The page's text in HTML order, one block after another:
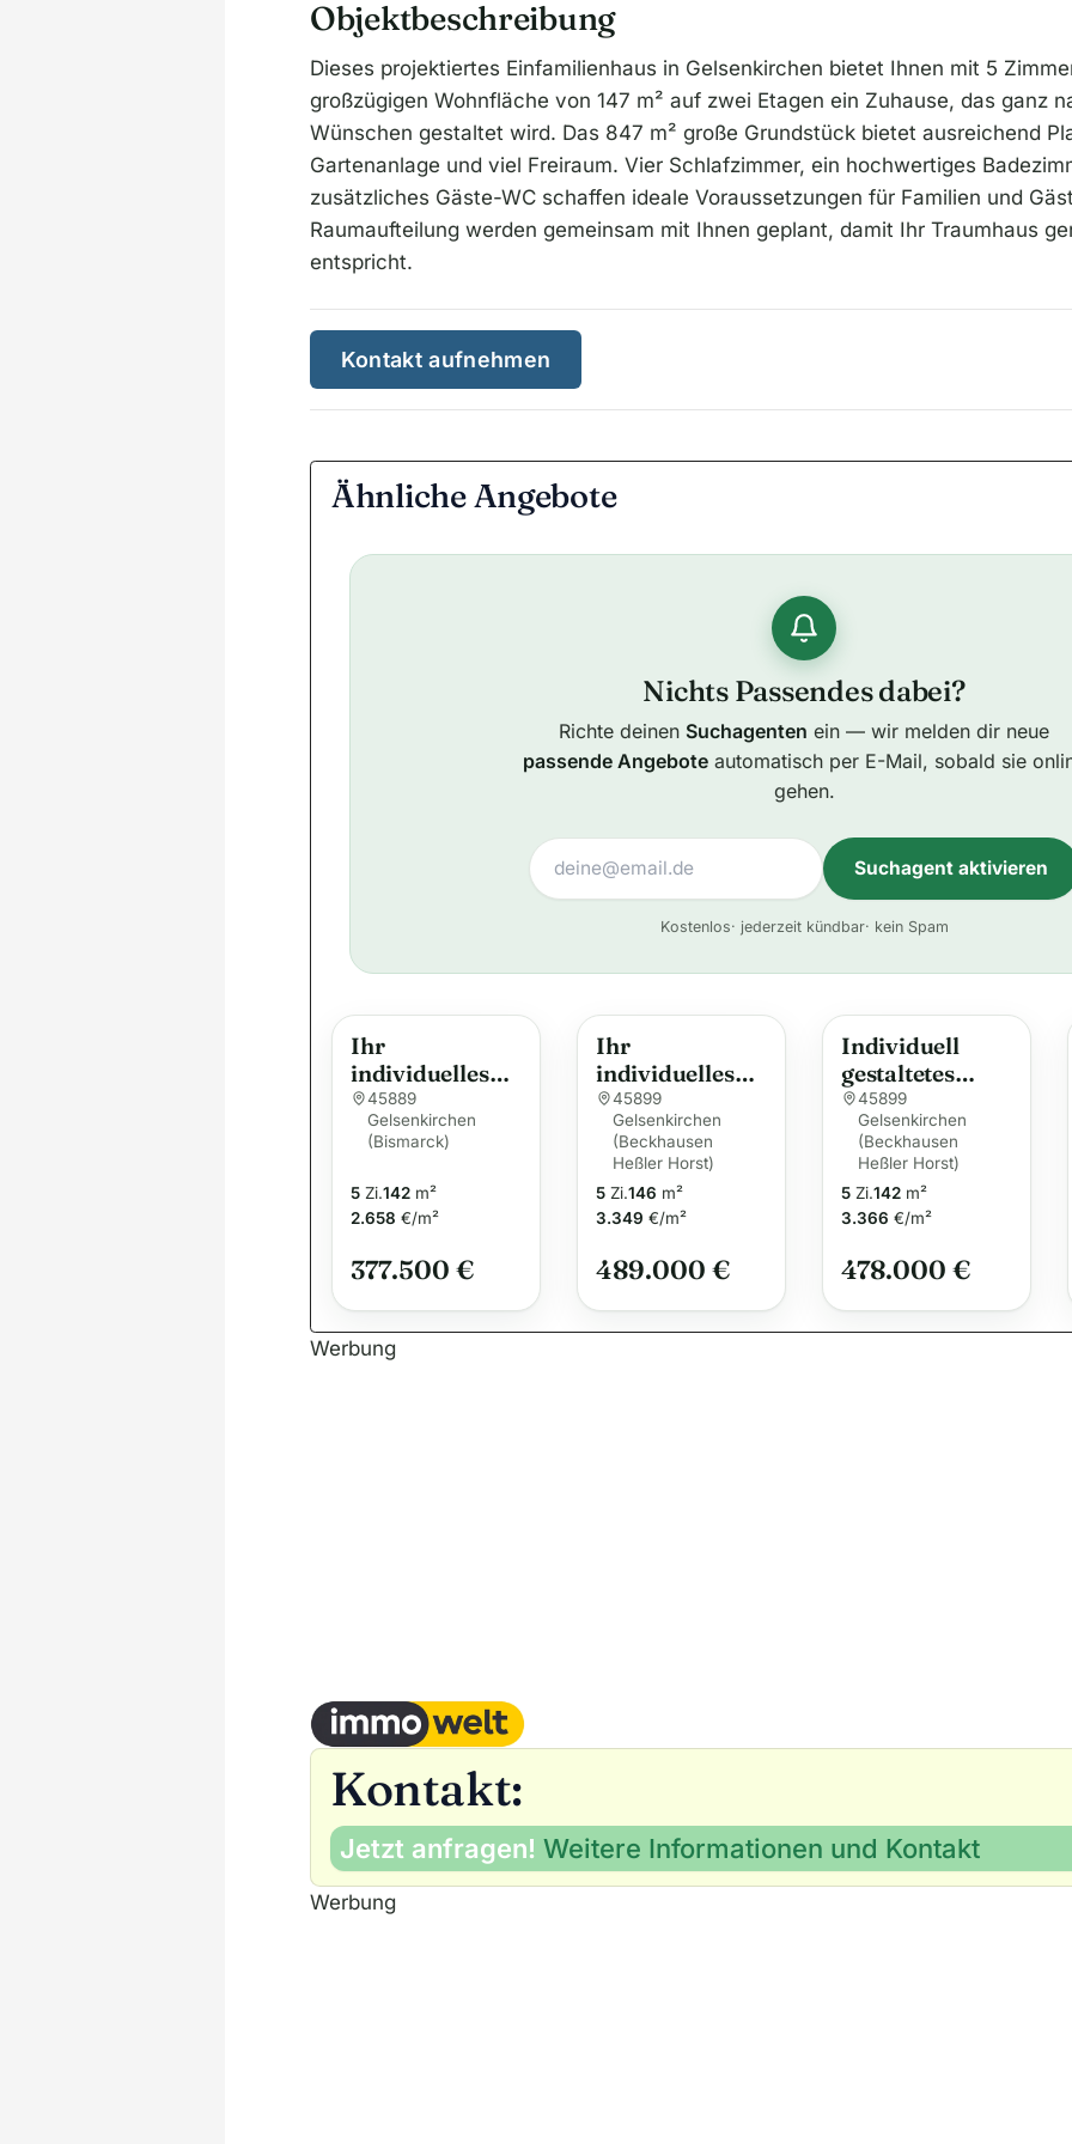
Objektbeschreibung
Dieses projektiertes Einfamilienhaus in Gelsenkirchen bietet Ihnen mit 5
großzügigen Wohnfläche von 147 m² auf zwei Etagen ein Zuhause, das ganz
Wünschen gestaltet wird. Das 847 m² große Grundstück bietet ausreichend
Gartenanlage und viel Freiraum. Vier Schlafzimmer, ein hochwertiges
zusätzliches Gäste-WC schaffen ideale Voraussetzungen für Familien und
Raumaufteilung werden gemeinsam mit Ihnen geplant, damit Ihr Traumhaus
entspricht.
Kontakt aufnehmen
Ähnliche Angebote
Nichts Passendes dabei?
Richte deinen Suchagenten ein — wir melden dir neue
passende Angeboteautomatisch per E-Mail, sobald sie
gehen.
Suchagent aktivieren
t
Kostenlos· jederzeit kündbar· kein Spam
Ihr
individuelles
Traumhaus –
Flexibel geplant
und schnell
bezugsfertig
45889
Gelsenkirchen
(Bismarck)
5 Zi.142 m²
2.658 €/m²
377.500 €
Ihr
individuelles
Traumhaus –
maßgeschneide
rt und flexibel
gestaltbar
45899
Gelsenkirchen
(Beckhausen
Heßler Horst)
5 Zi.146 m²
3.349 €/m²
489.000 €
Individuell
gestaltetes
Fertighaus – Ihr
persönliches
Traumzuhause
mit allkauf
45899
Gelsenkirchen
(Beckhausen
Heßler Horst)
5 Zi.142 m²
3.366 €/m²
478.000 €
Werbung
Kontakt:
Jetzt anfragen! Weitere Informationen und Kontakt
Werbung